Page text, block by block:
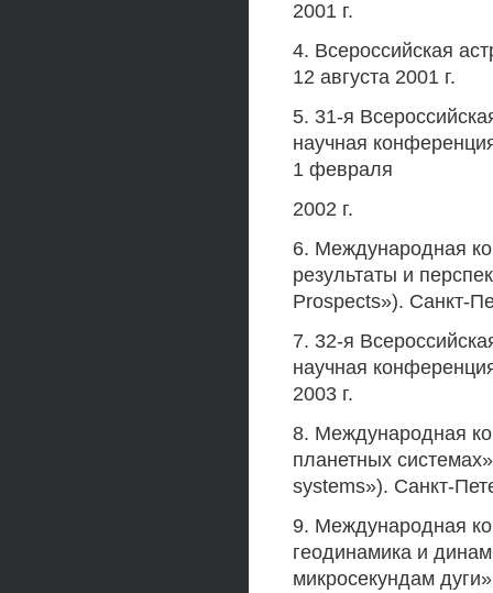
2001 г.
4. Всероссийская
12 августа 2001 г.
5. 31-я
научная
1 февраля
2002 г.
6. Международная
результаты и
Prospects»). Санкт-
7. 32-я
научная
2003 г.
8. Международная
планетных
systems»). Санкт-
9. Международная
геодинамика и
микросекундам